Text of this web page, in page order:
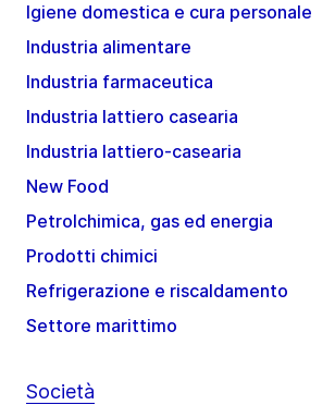
Igiene domestica e cura personale
Industria alimentare
Industria farmaceutica
Industria lattiero casearia
Industria lattiero-casearia
New Food
Petrolchimica, gas ed energia
Prodotti chimici
Refrigerazione e riscaldamento
Settore marittimo
Società